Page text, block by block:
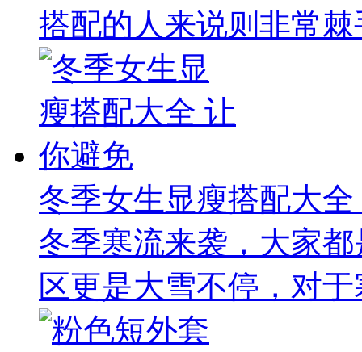
搭配的人来说则非常
冬季女生显瘦搭配大
冬季寒流来袭，大家
区更是大雪不停，对